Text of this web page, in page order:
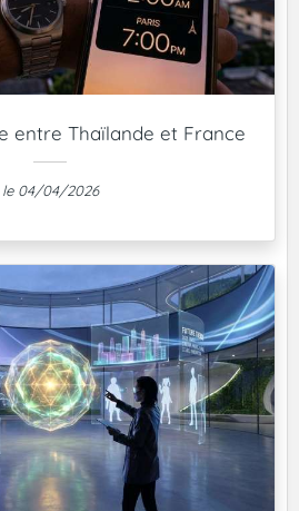
entre Thaïlande et France
le 04/04/2026